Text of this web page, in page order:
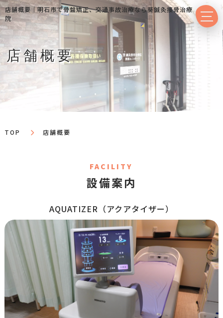
店舗概要｜明⽯市で⾻盤矯正、交通事故治療なら葵鍼灸接⾻治療
院
店舗概要
TOP 店舗概要
FACILITY
設備案内
AQUATIZER（アクアタイザー）